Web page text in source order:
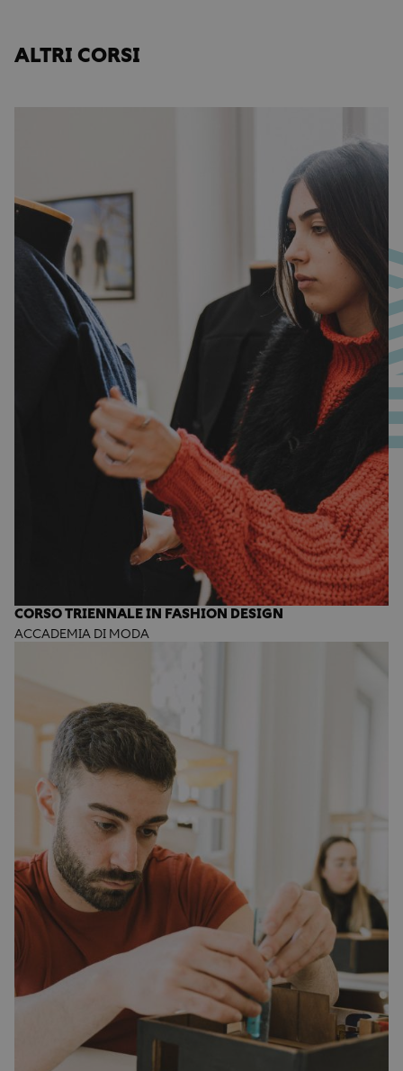
ALTRI CORSI
CORSO TRIENNALE IN FASHION DESIGN
ACCADEMIA DI MODA